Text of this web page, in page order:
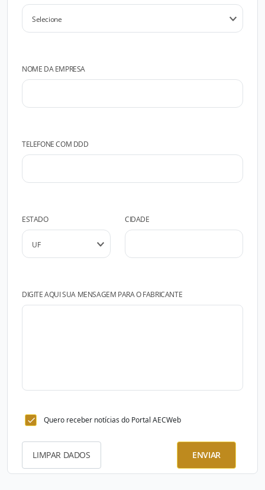
NOME DA EMPRESA
TELEFONE COM DDD
ESTADO CIDADE
DIGITE AQUI SUA MENSAGEM PARA O FABRICANTE
Quero receber notícias do Portal AECWeb
LIMPAR DADOS ENVIAR